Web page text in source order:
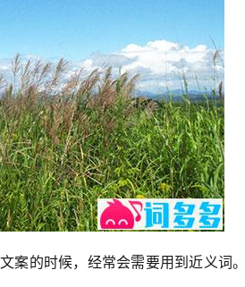
案的时候，经常会需要用到近义词